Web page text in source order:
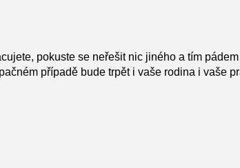
pokuste se neřešit nic jiného a tím
případě bude trpět i vaše rodina i vaše